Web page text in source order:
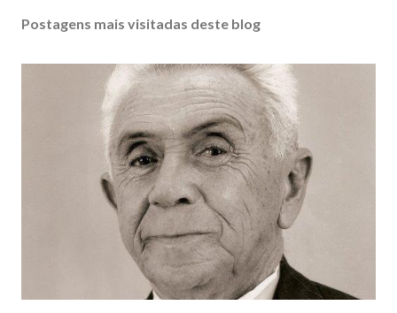
Postagens mais visitadas deste blog